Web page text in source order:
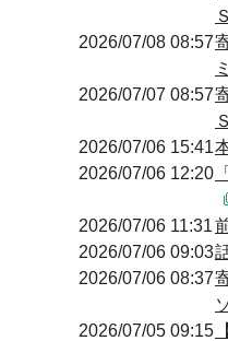
2026/07/08 08:57
2026/07/07 08:57
2026/07/06 15:41
2026/07/06 12:20
2026/07/06 11:31
2026/07/06 09:03
2026/07/06 08:37
2026/07/05 09:15